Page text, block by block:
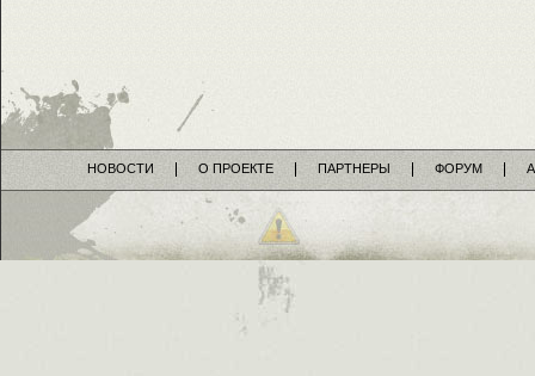
НОВОСТИ О ПРОЕКТЕ ПАРТНЕРЫ ФОРУМ